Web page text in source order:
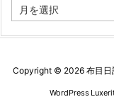
ー
Copyright © 2026 布目日
WordPress